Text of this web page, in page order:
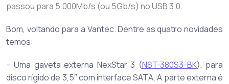
passou para 5.000Mb/s (ou 5Gb/s) no USB 3.0.
Bom, voltando para a Vantec. Dentre as quatro novidades
temos:
– Uma gaveta externa NexStar 3 (NST-380S3-BK), para
disco rígido de 3,5″ com interface SATA. A parte externa é